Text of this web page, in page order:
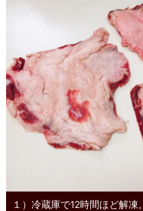
１）冷蔵庫で12時間ほど解凍。